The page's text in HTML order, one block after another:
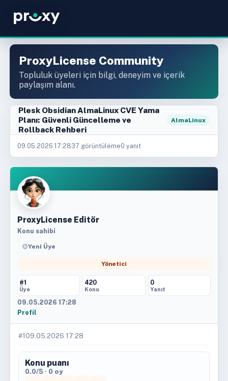
ProxyLicense Community
Topluluk üyeleri için bilgi, deneyim ve içerik
paylaşım alanı.
Plesk Obsidian AlmaLinux CVE Yama
Planı: Güvenli Güncelleme ve
Rollback Rehberi
AlmaLinux
09.05.2026 17:2837 görüntüleme0 yanıt
ProxyLicense Editör
Konu sahibi
Yeni Üye
Yönetici
#1
Üye
420
Konu
0
Yanıt
09.05.2026 17:28
Profil
#1 09.05.2026 17:28
Konu puanı
0.0/5 · 0 oy